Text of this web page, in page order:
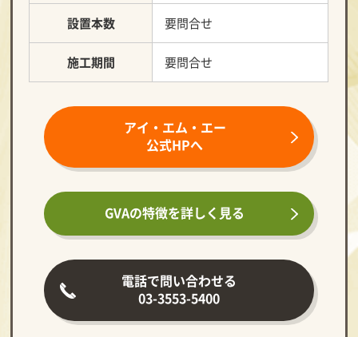
設置本数 要問合せ
施工期間 要問合せ
アイ・エム・エー
公式HPへ
GVAの特徴を詳しく見る
電話で問い合わせる
03-3553-5400